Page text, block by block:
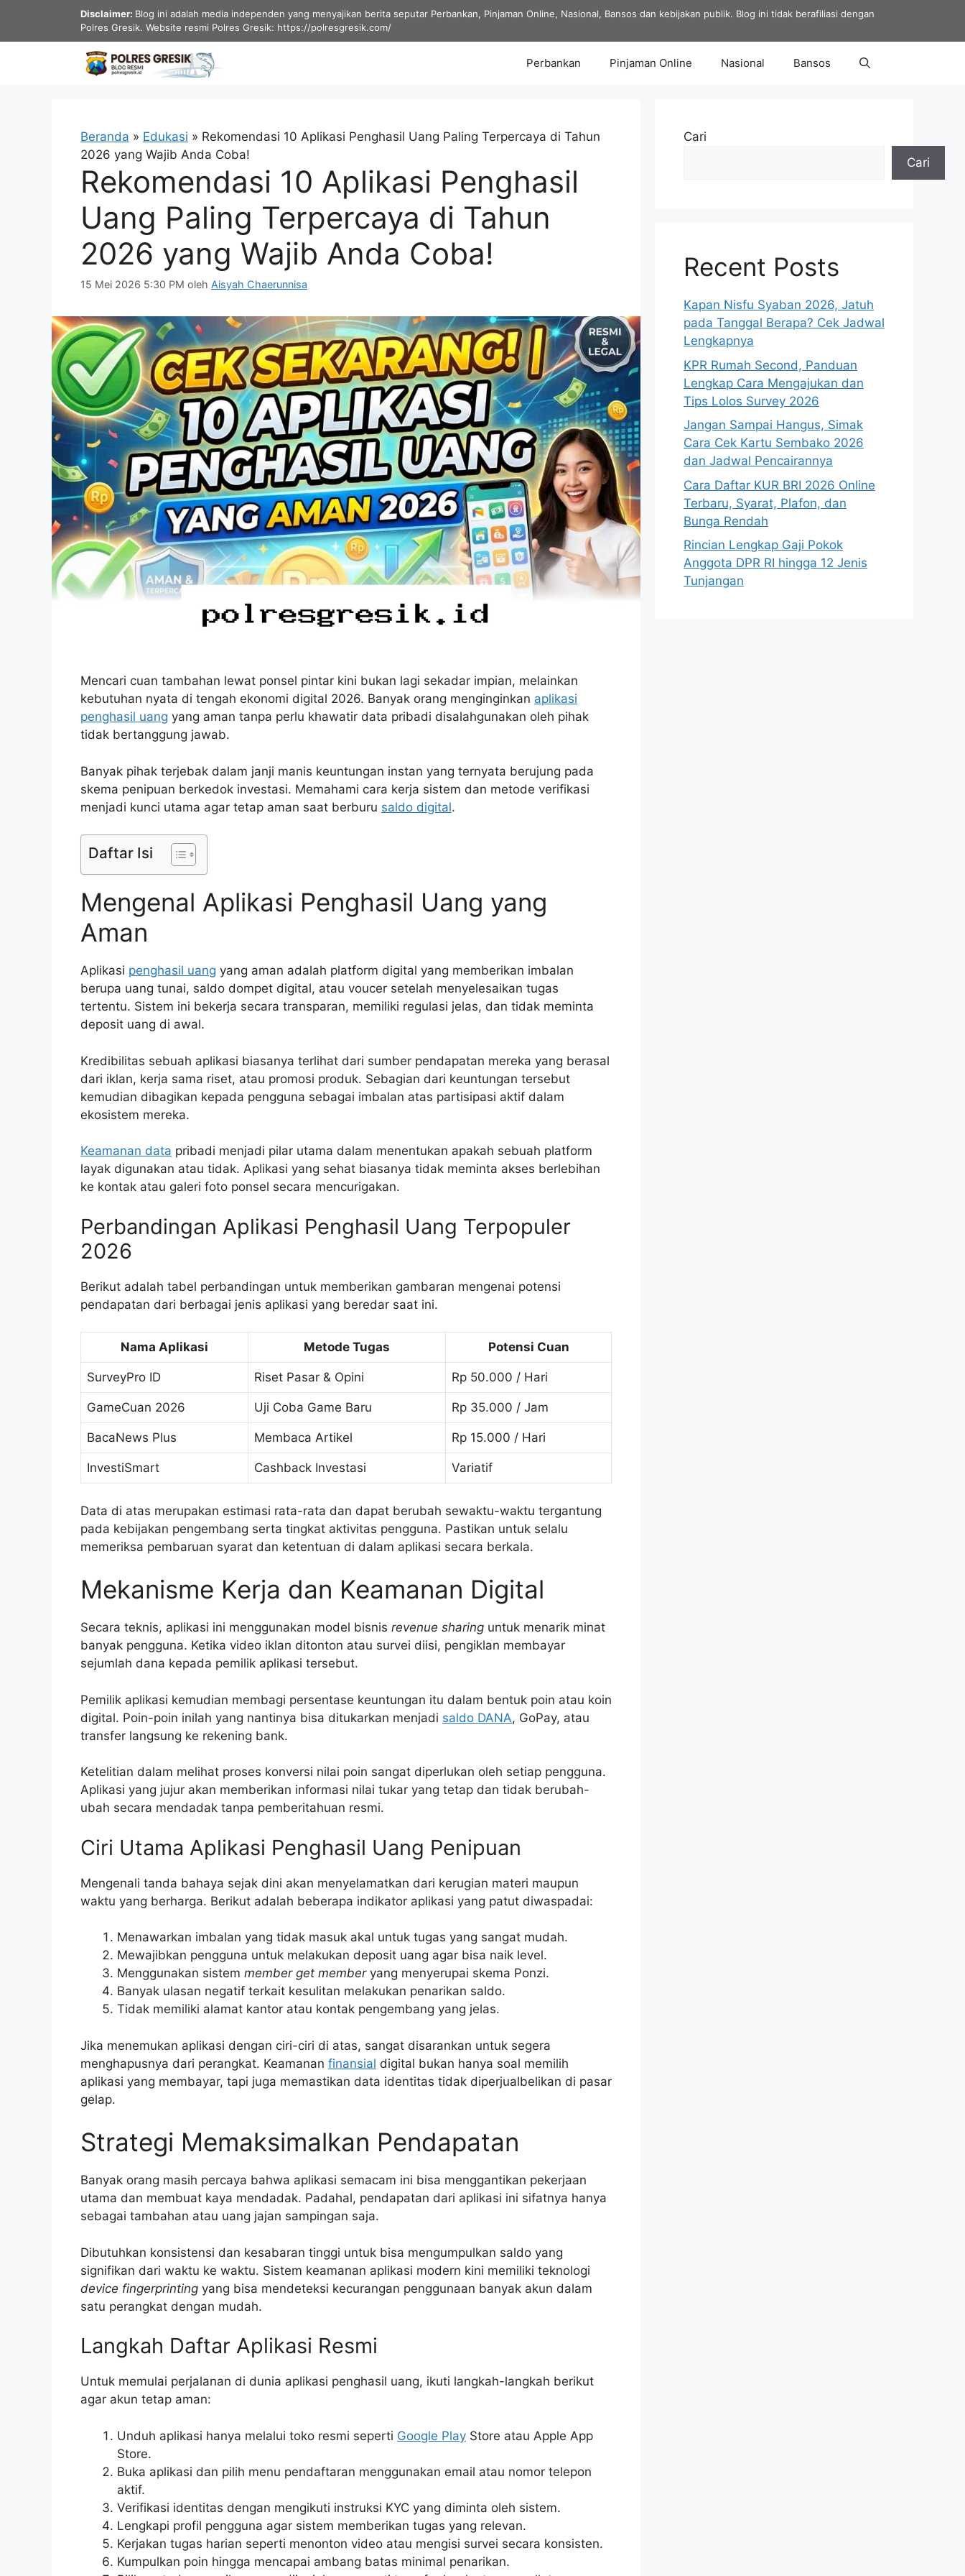
isi
Disclaimer: Blog ini adalah media independen yang menyajikan berita seputar Perbankan, Pinjaman Online, Nasional, Bansos dan kebijakan publik. Blog ini tidak berafiliasi dengan
Polres Gresik. Website resmi Polres Gresik: https://polresgresik.com/
Perbankan Pinjaman Online Nasional Bansos
Beranda » Edukasi » Rekomendasi 10 Aplikasi Penghasil Uang Paling Terpercaya di Tahun
2026 yang Wajib Anda Coba!
Rekomendasi 10 Aplikasi Penghasil
Uang Paling Terpercaya di Tahun
2026 yang Wajib Anda Coba!
15 Mei 2026 5:30 PM oleh Aisyah Chaerunnisa
Mencari cuan tambahan lewat ponsel pintar kini bukan lagi sekadar impian, melainkan
kebutuhan nyata di tengah ekonomi digital 2026. Banyak orang menginginkan aplikasi
penghasil uang yang aman tanpa perlu khawatir data pribadi disalahgunakan oleh pihak
tidak bertanggung jawab.
Banyak pihak terjebak dalam janji manis keuntungan instan yang ternyata berujung pada
skema penipuan berkedok investasi. Memahami cara kerja sistem dan metode verifikasi
menjadi kunci utama agar tetap aman saat berburu saldo digital.
Daftar Isi
Mengenal Aplikasi Penghasil Uang yang
Aman
Aplikasi penghasil uang yang aman adalah platform digital yang memberikan imbalan
berupa uang tunai, saldo dompet digital, atau voucer setelah menyelesaikan tugas
tertentu. Sistem ini bekerja secara transparan, memiliki regulasi jelas, dan tidak meminta
deposit uang di awal.
Kredibilitas sebuah aplikasi biasanya terlihat dari sumber pendapatan mereka yang berasal
dari iklan, kerja sama riset, atau promosi produk. Sebagian dari keuntungan tersebut
kemudian dibagikan kepada pengguna sebagai imbalan atas partisipasi aktif dalam
ekosistem mereka.
Keamanan data pribadi menjadi pilar utama dalam menentukan apakah sebuah platform
layak digunakan atau tidak. Aplikasi yang sehat biasanya tidak meminta akses berlebihan
ke kontak atau galeri foto ponsel secara mencurigakan.
Perbandingan Aplikasi Penghasil Uang Terpopuler
2026
Berikut adalah tabel perbandingan untuk memberikan gambaran mengenai potensi
pendapatan dari berbagai jenis aplikasi yang beredar saat ini.
Nama Aplikasi Metode Tugas Potensi Cuan
SurveyPro ID Riset Pasar & Opini Rp 50.000 / Hari
GameCuan 2026 Uji Coba Game Baru Rp 35.000 / Jam
BacaNews Plus Membaca Artikel Rp 15.000 / Hari
InvestiSmart Cashback Investasi Variatif
Data di atas merupakan estimasi rata-rata dan dapat berubah sewaktu-waktu tergantung
pada kebijakan pengembang serta tingkat aktivitas pengguna. Pastikan untuk selalu
memeriksa pembaruan syarat dan ketentuan di dalam aplikasi secara berkala.
Mekanisme Kerja dan Keamanan Digital
Secara teknis, aplikasi ini menggunakan model bisnis revenue sharing untuk menarik minat
banyak pengguna. Ketika video iklan ditonton atau survei diisi, pengiklan membayar
sejumlah dana kepada pemilik aplikasi tersebut.
Pemilik aplikasi kemudian membagi persentase keuntungan itu dalam bentuk poin atau koin
digital. Poin-poin inilah yang nantinya bisa ditukarkan menjadi saldo DANA, GoPay, atau
transfer langsung ke rekening bank.
Ketelitian dalam melihat proses konversi nilai poin sangat diperlukan oleh setiap pengguna.
Aplikasi yang jujur akan memberikan informasi nilai tukar yang tetap dan tidak berubah-
ubah secara mendadak tanpa pemberitahuan resmi.
Ciri Utama Aplikasi Penghasil Uang Penipuan
Mengenali tanda bahaya sejak dini akan menyelamatkan dari kerugian materi maupun
waktu yang berharga. Berikut adalah beberapa indikator aplikasi yang patut diwaspadai:
Menawarkan imbalan yang tidak masuk akal untuk tugas yang sangat mudah.
Mewajibkan pengguna untuk melakukan deposit uang agar bisa naik level.
Menggunakan sistem member get memberyang menyerupai skema Ponzi.
Banyak ulasan negatif terkait kesulitan melakukan penarikan saldo.
Tidak memiliki alamat kantor atau kontak pengembang yang jelas.
Jika menemukan aplikasi dengan ciri-ciri di atas, sangat disarankan untuk segera
menghapusnya dari perangkat. Keamanan finansial digital bukan hanya soal memilih
aplikasi yang membayar, tapi juga memastikan data identitas tidak diperjualbelikan di pasar
gelap.
Strategi Memaksimalkan Pendapatan
Banyak orang masih percaya bahwa aplikasi semacam ini bisa menggantikan pekerjaan
utama dan membuat kaya mendadak. Padahal, pendapatan dari aplikasi ini sifatnya hanya
sebagai tambahan atau uang jajan sampingan saja.
Dibutuhkan konsistensi dan kesabaran tinggi untuk bisa mengumpulkan saldo yang
signifikan dari waktu ke waktu. Sistem keamanan aplikasi modern kini memiliki teknologi
device fingerprinting yang bisa mendeteksi kecurangan penggunaan banyak akun dalam
satu perangkat dengan mudah.
Langkah Daftar Aplikasi Resmi
Untuk memulai perjalanan di dunia aplikasi penghasil uang, ikuti langkah-langkah berikut
agar akun tetap aman:
Unduh aplikasi hanya melalui toko resmi seperti Google Play Store atau Apple App
Store.
Buka aplikasi dan pilih menu pendaftaran menggunakan email atau nomor telepon
aktif.
Verifikasi identitas dengan mengikuti instruksi KYC yang diminta oleh sistem.
Lengkapi profil pengguna agar sistem memberikan tugas yang relevan.
Kerjakan tugas harian seperti menonton video atau mengisi survei secara konsisten.
Kumpulkan poin hingga mencapai ambang batas minimal penarikan.
Cari
Cari
Recent Posts
Kapan Nisfu Syaban 2026, Jatuh
pada Tanggal Berapa? Cek Jadwal
Lengkapnya
KPR Rumah Second, Panduan
Lengkap Cara Mengajukan dan
Tips Lolos Survey 2026
Jangan Sampai Hangus, Simak
Cara Cek Kartu Sembako 2026
dan Jadwal Pencairannya
Cara Daftar KUR BRI 2026 Online
Terbaru, Syarat, Plafon, dan
Bunga Rendah
Rincian Lengkap Gaji Pokok
Anggota DPR RI hingga 12 Jenis
Tunjangan